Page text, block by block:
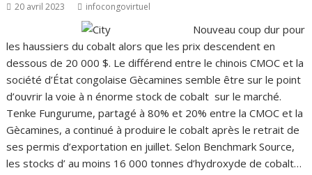
20 avril 2023 infocongovirtuel
Nouveau coup dur pour
les haussiers du cobalt alors que les prix descendent en
dessous de 20 000 $. Le différend entre le chinois CMOC et la
société d’État congolaise Gècamines semble être sur le point
d’ouvrir la voie à n énorme stock de cobalt sur le marché.
Tenke Fungurume, partagé à 80% et 20% entre la CMOC et la
Gècamines, a continué à produire le cobalt après le retrait de
ses permis d’exportation en juillet. Selon Benchmark Source,
les stocks d’ au moins 16 000 tonnes d’hydroxyde de cobalt…